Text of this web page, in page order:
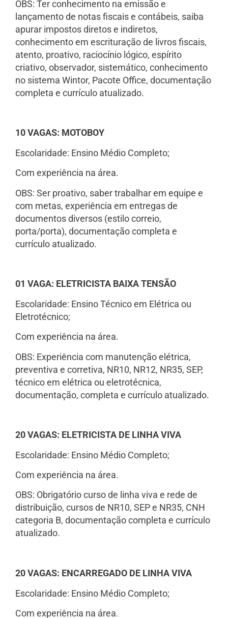
OBS: Ter conhecimento na emissão e
lançamento de notas fiscais e contábeis, saiba
apurar impostos diretos e indiretos,
conhecimento em escrituração de livros fiscais,
atento, proativo, raciocínio lógico, espírito
criativo, observador, sistemático, conhecimento
no sistema Wintor, Pacote Office, documentação
completa e currículo atualizado.
10 VAGAS: MOTOBOY
Escolaridade: Ensino Médio Completo;
Com experiência na área.
OBS: Ser proativo, saber trabalhar em equipe e
com metas, experiência em entregas de
documentos diversos (estilo correio,
porta/porta), documentação completa e
currículo atualizado.
01 VAGA: ELETRICISTA BAIXA TENSÃO
Escolaridade: Ensino Técnico em Elétrica ou
Eletrotécnico;
Com experiência na área.
OBS: Experiência com manutenção elétrica,
preventiva e corretiva, NR10, NR12, NR35, SEP,
técnico em elétrica ou eletrotécnica,
documentação, completa e currículo atualizado.
20 VAGAS: ELETRICISTA DE LINHA VIVA
Escolaridade: Ensino Médio Completo;
Com experiência na área.
OBS: Obrigatório curso de linha viva e rede de
distribuição, cursos de NR10, SEP e NR35, CNH
categoria B, documentação completa e currículo
atualizado.
20 VAGAS: ENCARREGADO DE LINHA VIVA
Escolaridade: Ensino Médio Completo;
Com experiência na área.